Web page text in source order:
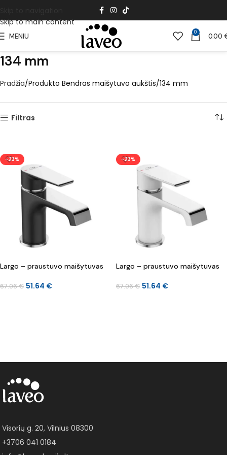
Skip to main content
MENIU 0 0.00
134 mm
Pradžia Produkto Bendras maišytuvo aukštis 134 mm
Filtras
-23%
Largo – praustuvo maišytuvas
67.06€ 51.64 €
-23%
Largo – praustuvo maišytuvas
67.06€ 51.64 €
Visorių g. 20, Vilnius 08300
+3706 041 0184